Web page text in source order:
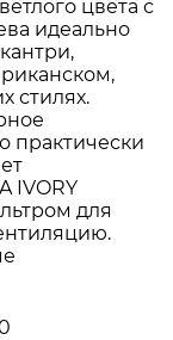
цвета с
идеально
стилях.
практически
IVORY
для